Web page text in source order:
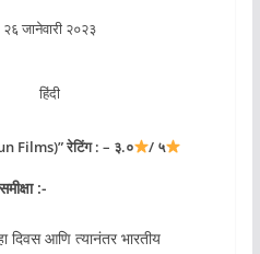
२६ जानेवारी २०२३
हिंदी
Films)” रेटिंग : – ३.० / ५
:-
दिवस आणि त्यानंतर भारतीय